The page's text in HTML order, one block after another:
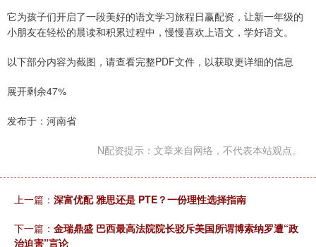
它为孩子们开启了一段美好的语文学习旅程日赢配资，让新一年级的
小朋友在轻松的晨读和积累过程中，慢慢喜欢上语文，学好语文。
以下部分内容为截图，请查看完整PDF文件，以获取更详细的信息
展开剩余47%
发布于：河南省
N配资提示：文章来自网络，不代表本站观点。
上一篇： 深富优配 雅思还是 PTE？一份理性选择指南
下一篇： 金瑞鼎盛 巴西最高法院院长驳斥美国所谓博索纳罗遭“政
治迫害”言论